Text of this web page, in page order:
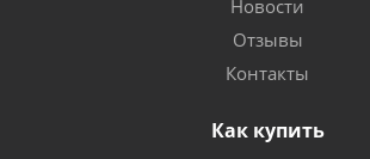
Новости
Отзывы
Контакты
Как купить